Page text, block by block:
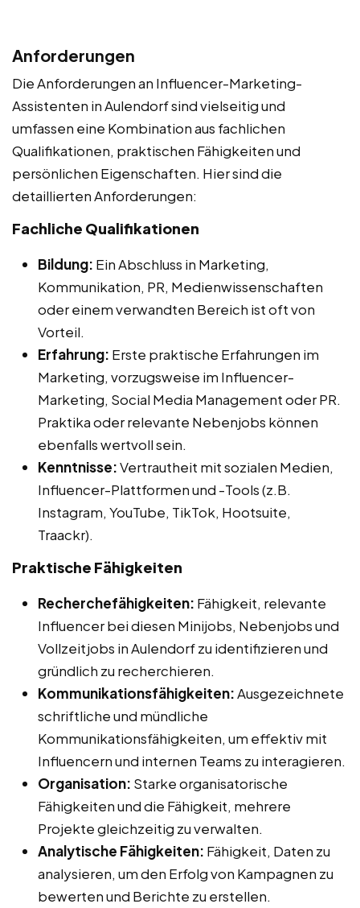
Anforderungen
Die Anforderungen an Influencer-Marketing-
Assistenten in Aulendorf sind vielseitig und
umfassen eine Kombination aus fachlichen
Qualifikationen, praktischen Fähigkeiten und
persönlichen Eigenschaften. Hier sind die
detaillierten Anforderungen:
Fachliche Qualifikationen
Bildung: Ein Abschluss in Marketing,
Kommunikation, PR, Medienwissenschaften
oder einem verwandten Bereich ist oft von
Vorteil.
Erfahrung: Erste praktische Erfahrungen im
Marketing, vorzugsweise im Influencer-
Marketing, Social Media Management oder PR.
Praktika oder relevante Nebenjobs können
ebenfalls wertvoll sein.
Kenntnisse:Vertrautheit mit sozialen Medien,
Influencer-Plattformen und -Tools (z.B.
Instagram, YouTube, TikTok, Hootsuite,
Traackr).
Praktische Fähigkeiten
Recherchefähigkeiten: Fähigkeit, relevante
Influencer bei diesen Minijobs, Nebenjobs und
Vollzeitjobs in Aulendorf zu identifizieren und
gründlich zu recherchieren.
Kommunikationsfähigkeiten:Ausgezeichnete
schriftliche und mündliche
Kommunikationsfähigkeiten, um effektiv mit
Influencern und internen Teams zu interagieren.
Organisation: Starke organisatorische
Fähigkeiten und die Fähigkeit, mehrere
Projekte gleichzeitig zu verwalten.
Analytische Fähigkeiten: Fähigkeit, Daten zu
analysieren, um den Erfolg von Kampagnen zu
bewerten und Berichte zu erstellen.